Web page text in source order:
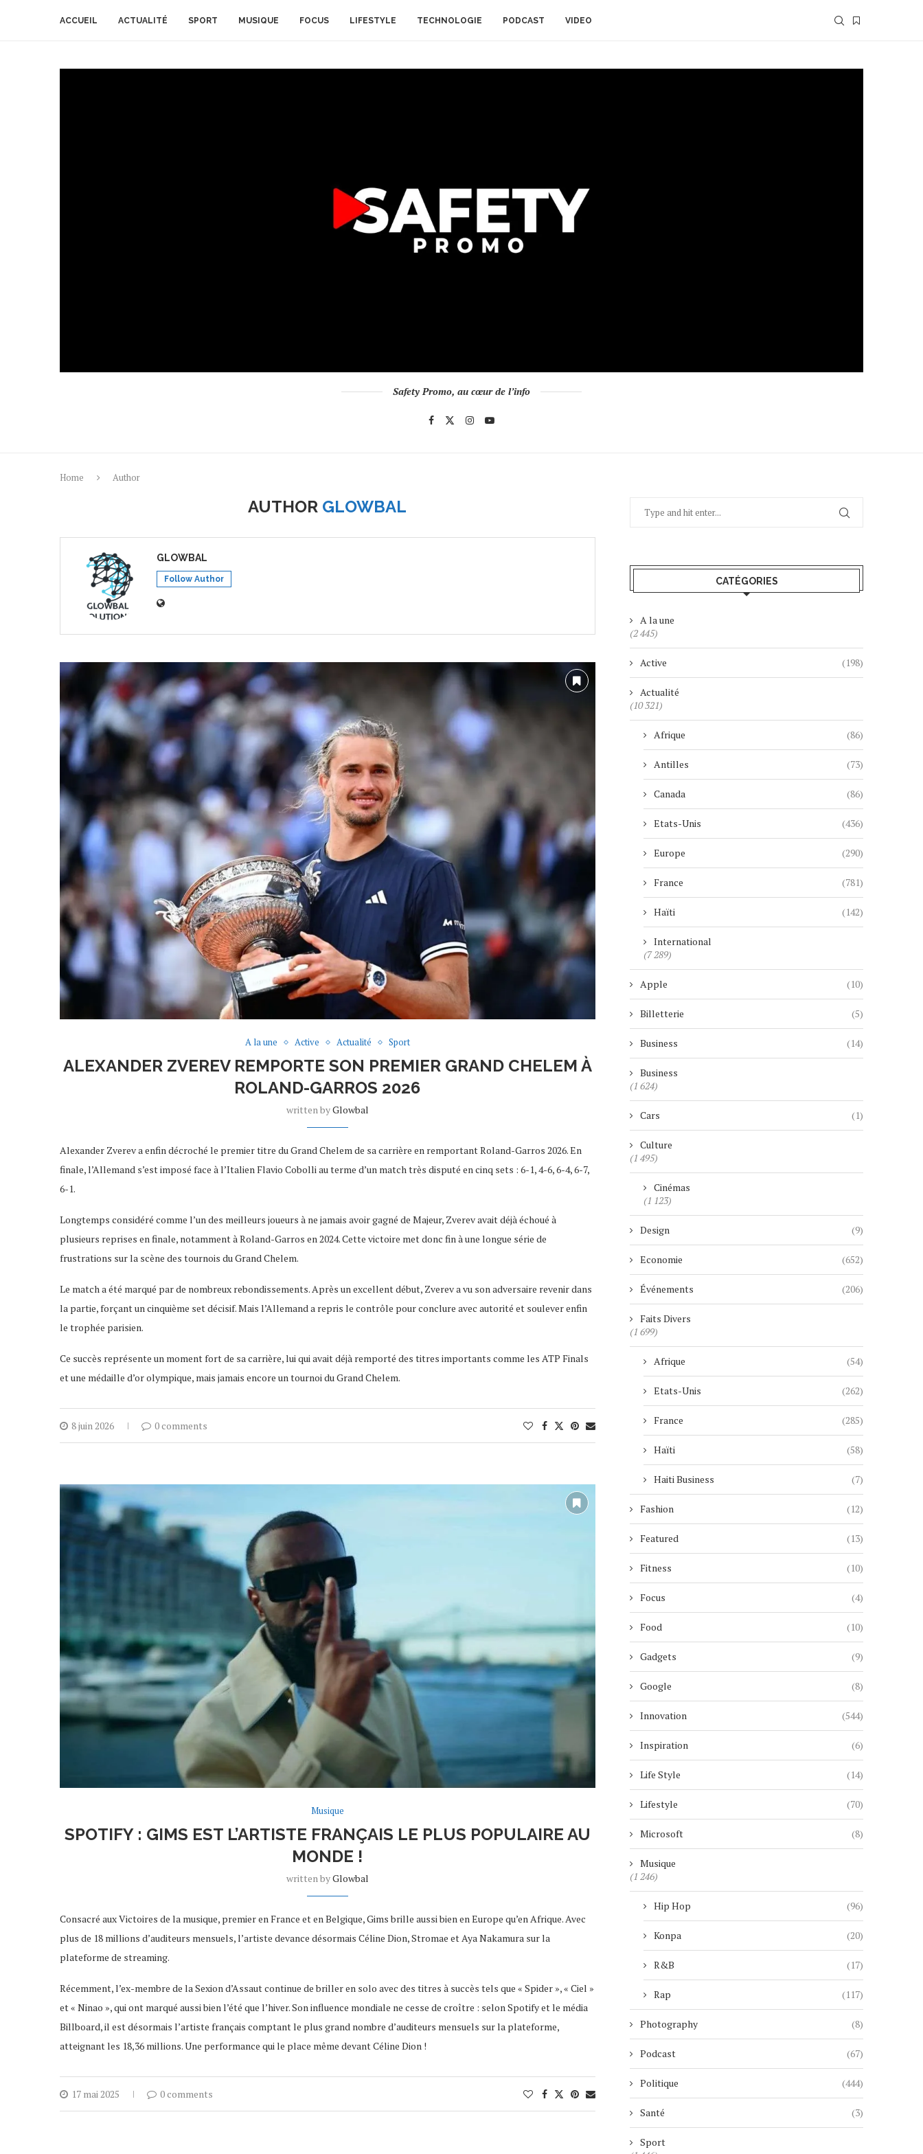
ACCUEIL ACTUALITÉ SPORT MUSIQUE FOCUS LIFESTYLE TECHNOLOGIE PODCAST VIDEO
Safety Promo, au cœur de l’info
Home Author
AUTHOR GLOWBAL
GLOWBAL
Follow Author
A la une Active Actualité Sport
ALEXANDER ZVEREV REMPORTE SON PREMIER GRAND CHELEM À
ROLAND-GARROS 2026
written byGlowbal
Alexander Zverev a enfin décroché le premier titre du Grand Chelem de sa carrière en remportant Roland-Garros 2026. En
finale, l’Allemand s’est imposé face à l’Italien Flavio Cobolli au terme d’un match très disputé en cinq sets : 6-1, 4-6, 6-4, 6-7,
6-1.
Longtemps considéré comme l’un des meilleurs joueurs à ne jamais avoir gagné de Majeur, Zverev avait déjà échoué à
plusieurs reprises en finale, notamment à Roland-Garros en 2024. Cette victoire met donc fin à une longue série de
frustrations sur la scène des tournois du Grand Chelem.
Le match a été marqué par de nombreux rebondissements. Après un excellent début, Zverev a vu son adversaire revenir dans
la partie, forçant un cinquième set décisif. Mais l’Allemand a repris le contrôle pour conclure avec autorité et soulever enfin
le trophée parisien.
Ce succès représente un moment fort de sa carrière, lui qui avait déjà remporté des titres importants comme les ATP Finals
et une médaille d’or olympique, mais jamais encore un tournoi du Grand Chelem.
8 juin 2026 0 comments
Musique
SPOTIFY : GIMS EST L’ARTISTE FRANÇAIS LE PLUS POPULAIRE AU
MONDE !
written byGlowbal
Consacré aux Victoires de la musique, premier en France et en Belgique, Gims brille aussi bien en Europe qu’en Afrique. Avec
plus de 18 millions d’auditeurs mensuels, l’artiste devance désormais Céline Dion, Stromae et Aya Nakamura sur la
plateforme de streaming.
Récemment, l’ex-membre de la Sexion d’Assaut continue de briller en solo avec des titres à succès tels que « Spider », « Ciel »
et « Ninao », qui ont marqué aussi bien l’été que l’hiver. Son influence mondiale ne cesse de croître : selon Spotify et le média
Billboard, il est désormais l’artiste français comptant le plus grand nombre d’auditeurs mensuels sur la plateforme,
atteignant les 18,36 millions. Une performance qui le place même devant Céline Dion !
17 mai 2025 0 comments
CATÉGORIES
A la une
(2 445)
Active (198)
Actualité
(10 321)
Afrique (86)
Antilles (73)
Canada (86)
Etats-Unis (436)
Europe (290)
France (781)
Haïti (142)
International
(7 289)
Apple (10)
Billetterie (5)
Business (14)
Business
(1 624)
Cars (1)
Culture
(1 495)
Cinémas
(1 123)
Design (9)
Economie (652)
Événements (206)
Faits Divers
(1 699)
Afrique (54)
Etats-Unis (262)
France (285)
Haïti (58)
Haiti Business (7)
Fashion (12)
Featured (13)
Fitness (10)
Focus (4)
Food (10)
Gadgets (9)
Google (8)
Innovation (544)
Inspiration (6)
Life Style (14)
Lifestyle (70)
Microsoft (8)
Musique
(1 246)
Hip Hop (96)
Konpa (20)
R&B (17)
Rap (117)
Photography (8)
Podcast (67)
Politique (444)
Santé (3)
Sport